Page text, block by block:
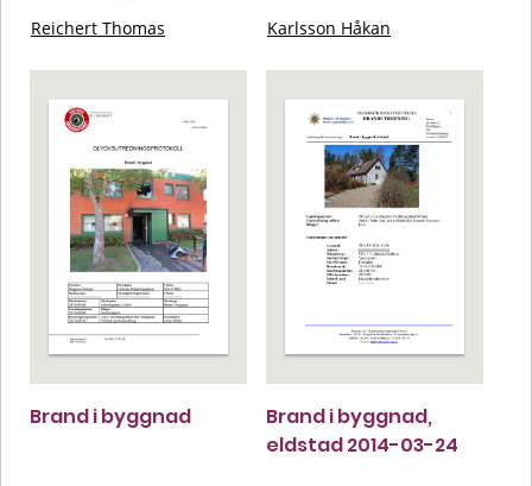
Reichert Thomas Karlsson Håkan
Brand i byggnad
Brand i byggnad,
eldstad 2014-03-24